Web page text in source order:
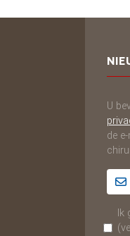
U
de
Ik